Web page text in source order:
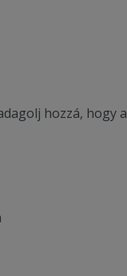
hozzá, hogy a